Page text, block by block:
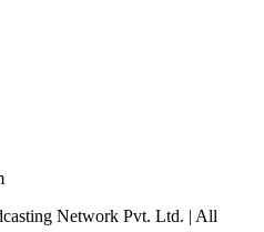
Network Pvt. Ltd. | All